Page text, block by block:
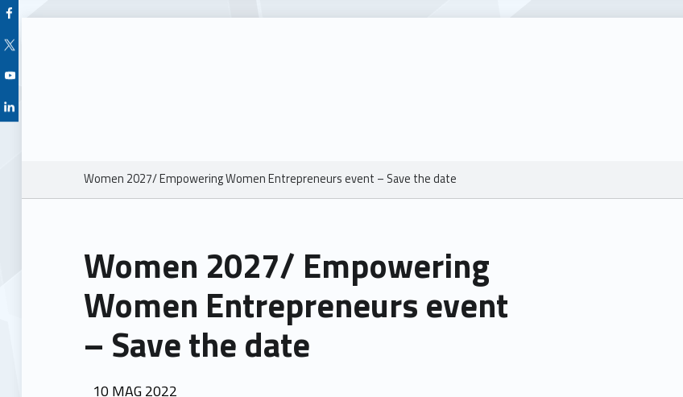
Facebook Unioncamere Veneto
Twitter Unioncamere Veneto
Youtube Unioncamere Veneto
Linkedin Unioncamere Veneto
Breadcrumbs navigation
Women 2027/ Empowering Women Entrepreneurs event – Save the date
Women 2027/ Empowering
Women Entrepreneurs event
– Save the date
POSTED ON:
10 MAG2022